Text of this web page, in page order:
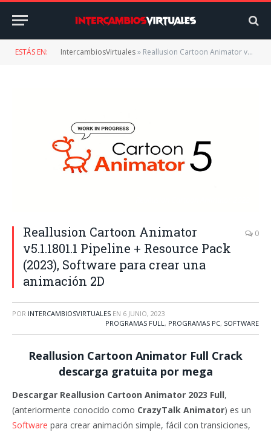
ESTÁS EN: IntercambiosVirtuales» Reallusion Cartoon Animator v5.1.1801.1 Pipeline + Resource Pack (2023), Software para crear una animación 2D
Reallusion Cartoon Animator
v5.1.1801.1 Pipeline + Resource Pack
(2023), Software para crear una
animación 2D
0
POR INTERCAMBIOSVIRTUALES EN 6 JUNIO, 2023
PROGRAMAS FULL, PROGRAMAS PC, SOFTWARE
Reallusion Cartoon Animator Full Crack
descarga gratuita por mega
Descargar Reallusion Cartoon Animator 2023 Full,
(anteriormente conocido como CrazyTalk Animator) es un
Software para crear animación simple, fácil con transiciones,